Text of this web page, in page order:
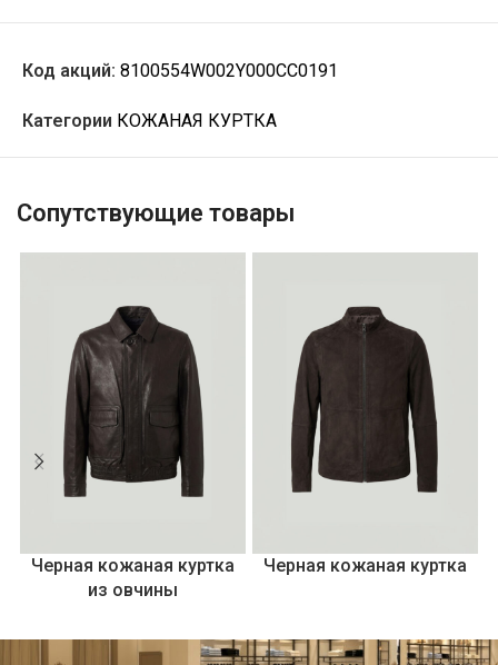
Код акций: 8100554W002Y000CC0191
Категории КОЖАНАЯ КУРТКА
Сопутствующие товары
Черная кожаная куртка
из овчины
Черная кожаная куртка